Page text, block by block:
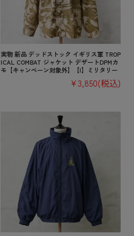
実物 新品 デッドストック イギリス軍 TROP
ICAL COMBAT ジャケット デザートDPMカ
モ【キャンペーン対象外】【I】ミリタリー
¥3,850(税込)